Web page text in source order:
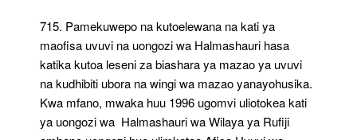
715. Pamekuwepo na kutoelewana na kati ya
maofisa uvuvi na uongozi wa Halmashauri hasa
katika kutoa leseni za biashara ya mazao ya uvuvi
na kudhibiti ubora na wingi wa mazao yanayohusika.
Kwa mfano, mwaka huu 1996 ugomvi uliotokea kati
ya uongozi wa Halmashauri wa Wilaya ya Rufiji